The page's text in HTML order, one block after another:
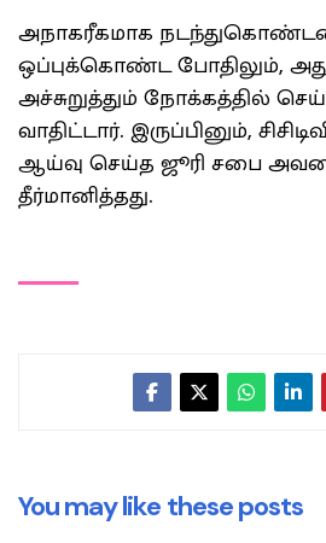
அநாகரீகமாக
ஒப்புக்கொண்ட போதிலும்,
அச்சுறுத்தும் நோக்கத்தில்
வாதிட்டார். இருப்பினும்,
ஆய்வு செய்த ஜூரி சபை
தீர்மானித்தது.
You may like these posts